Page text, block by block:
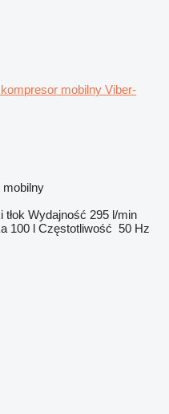
mobilny Viber-
mobilny
tłok Wydajność 295 l/min
100 l Częstotliwość 50 Hz